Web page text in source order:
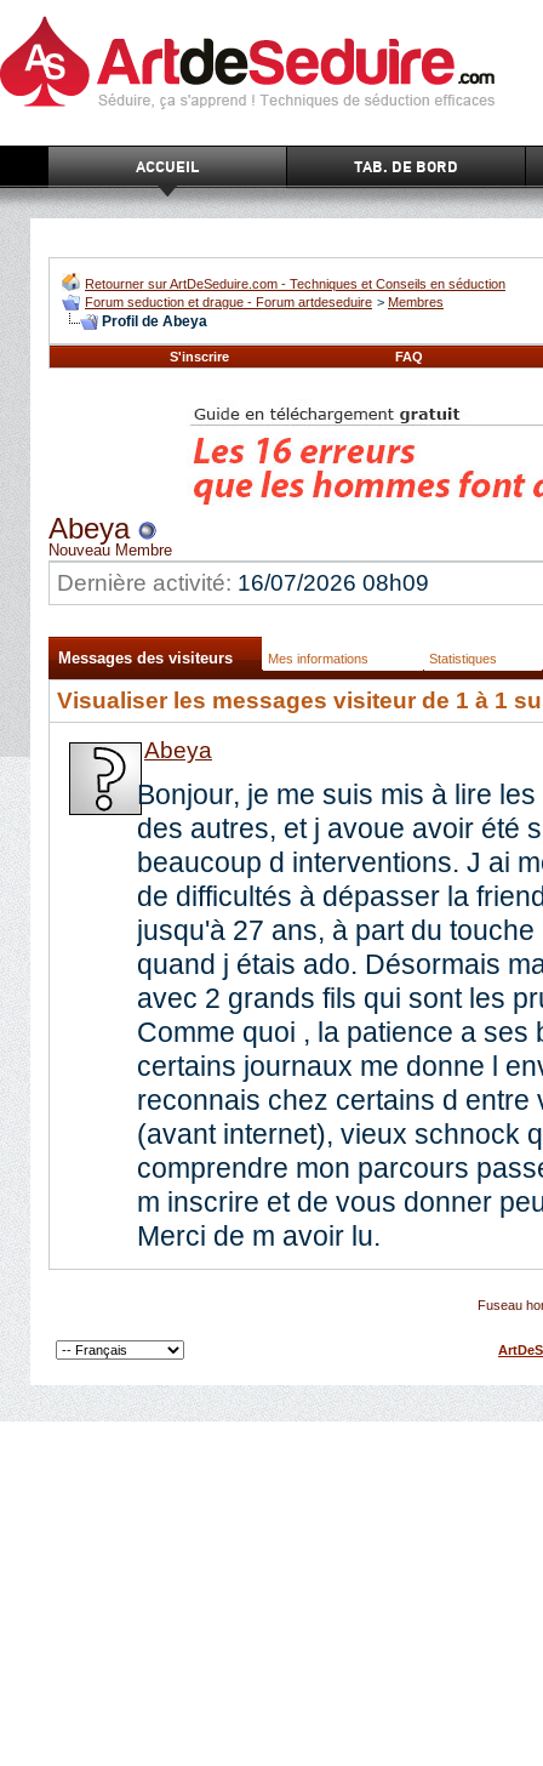
ACCUEIL TAB. DE BORD
Retourner sur ArtDeSeduire.com - Techniques et Conseils en séduction
Forum seduction et drague - Forum artdeseduire > Membres
Profil de Abeya
S'inscrire FAQ
Abeya
Nouveau Membre
Dernière activité: 16/07/2026 08h09
Messages des visiteurs Mes informations Statistiques
Visualiser les messages visiteur de 1 à 1
Abeya
Bonjour, je me suis mis à lire
des autres, et j avoue avoir été
beaucoup d interventions. J ai
de difficultés à dépasser la
jusqu'à 27 ans, à part du
quand j étais ado. Désormais
avec 2 grands fils qui sont les
Comme quoi , la patience a ses
certains journaux me donne l
reconnais chez certains d
(avant internet), vieux schnock
comprendre mon parcours
m inscrire et de vous donner
Merci de m avoir lu.
Fuseau